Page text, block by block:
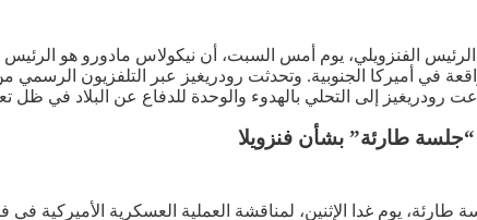
الرئيس الفنزويلي، يوم أمس السبت، أن نيكولاس مادورو هو
في أميركا الجنوبية. وتحدثت رودريغيز عبر التلفزيون
رودريغيز إلى التحلي بالهدوء والوحدة للدفاع عن البلاد في
طارئة” بشأن فنزويلا
يوم غدا الإثنين، لمناقشة العملية العسكرية الأميركية